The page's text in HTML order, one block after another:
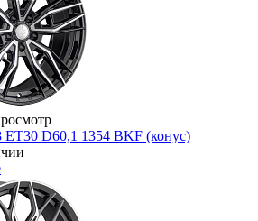
ET30 D60,1 1354 BKF (конус)